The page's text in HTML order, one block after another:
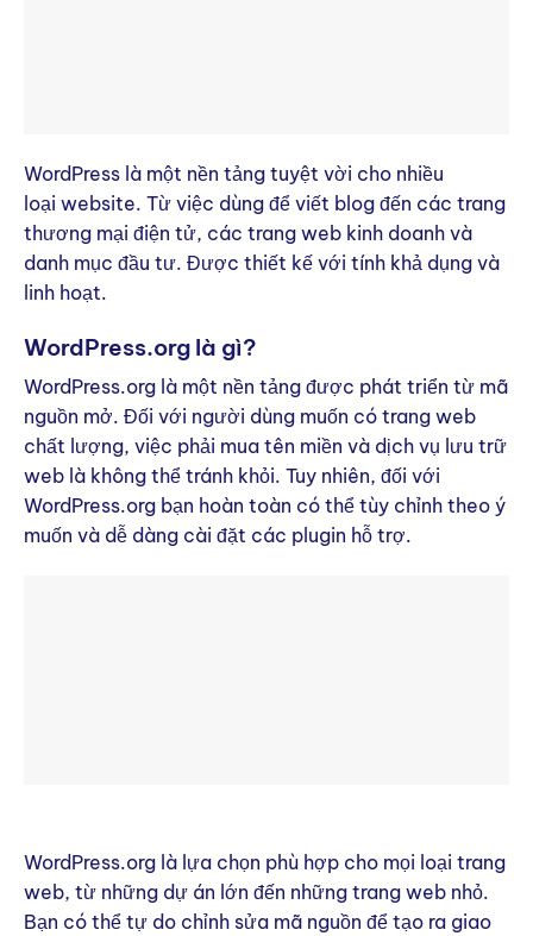
WordPress là một nền tảng tuyệt vời cho nhiều
loại website. Từ việc dùng để viết blog đến các trang
thương mại điện tử, các trang web kinh doanh và
danh mục đầu tư. Được thiết kế với tính khả dụng và
linh hoạt.
WordPress.org là gì?
WordPress.org là một nền tảng được phát triển từ mã
nguồn mở. Đối với người dùng muốn có trang web
chất lượng, việc phải mua tên miền và dịch vụ lưu trữ
web là không thể tránh khỏi. Tuy nhiên, đối với
WordPress.org bạn hoàn toàn có thể tùy chỉnh theo ý
muốn và dễ dàng cài đặt các plugin hỗ trợ.
WordPress.org là lựa chọn phù hợp cho mọi loại trang
web, từ những dự án lớn đến những trang web nhỏ.
Bạn có thể tự do chỉnh sửa mã nguồn để tạo ra giao